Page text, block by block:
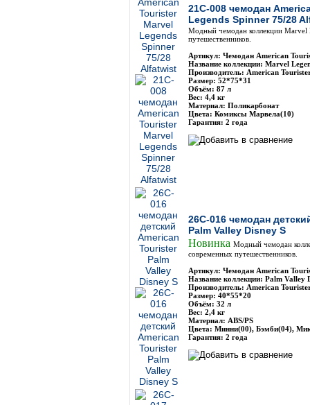
21C-008 чемодан
Legends Spinner 75/28
Модный чемодан коллекции Marvel
путешественников.
Артикул: Чемодан American
Название коллекции: Marvel
Производитель: American
Размер: 52*75*31
Объём: 87 л
Вес: 4,4 кг
Материал: Поликарбонат
Цвета: Комиксы Марвела(10)
Гарантия: 2 года
26C-016 чемодан
Palm Valley Disney S
Новинка Модный чемодан
современных путешественников.
Артикул: Чемодан American
Название коллекции: Palm Valley
Производитель: American
Размер: 40*55*20
Объём: 32 л
Вес: 2,4 кг
Материал: ABS/PS
Цвета: Минни(00), Бэмби(04),
Гарантия: 2 года